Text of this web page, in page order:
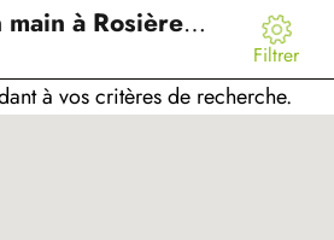
Maisons clé en main à Rosières-en-Santerre (80)
Filtrer
à vos critères de recherche.